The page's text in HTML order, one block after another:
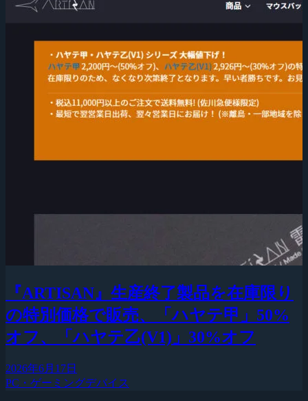
『ARTISAN』生産終了製品を在庫限り
の特別価格で販売、「ハヤテ甲」50%
オフ、「ハヤテ乙(V1)」30%オフ
2026年6月17日
PC・ゲーミングデバイス